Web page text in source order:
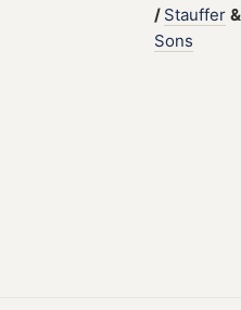
/ Stauffer &
Sons